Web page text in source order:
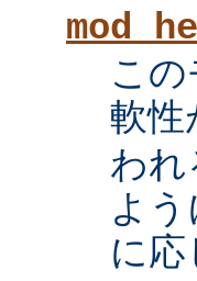
こ
軟性
わ
よ
に